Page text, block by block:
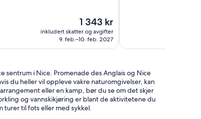
Prisen
er
1 343 kr
1 343 kr
inkludert skatter og avgifter
9. feb.–10. feb. 2027
sentrum i Nice. Promenade des Anglais og Nice
du heller vil oppleve vakre naturomgivelser, kan
eller en kamp, bør du se om det skjer
og vannskikjøring er blant de aktivitetene du
turer til fots eller med sykkel.